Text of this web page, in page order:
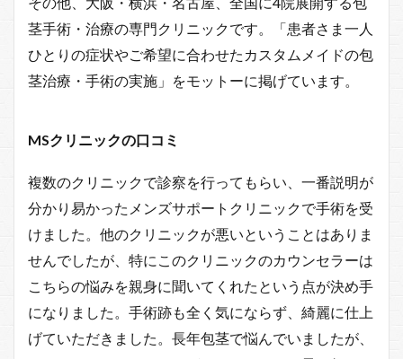
茎手術・治療の専門クリニックです。「患者さま一人
ひとりの症状やご希望に合わせたカスタムメイドの包
茎治療・手術の実施」をモットーに掲げています。
MSクリニックの口コミ
複数のクリニックで診察を行ってもらい、一番説明が
分かり易かったメンズサポートクリニックで手術を受
けました。他のクリニックが悪いということはありま
せんでしたが、特にこのクリニックのカウンセラーは
こちらの悩みを親身に聞いてくれたという点が決め手
になりました。手術跡も全く気にならず、綺麗に仕上
げていただきました。長年包茎で悩んでいましたが、